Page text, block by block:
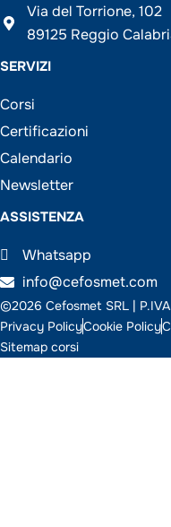
Via del Torrione, 102
89125 Reggio
SERVIZI
Corsi
Certificazioni
Calendario
Newsletter
ASSISTENZA
Whatsapp
info@cefosmet.com
©2026 Cefosmet SRL |
Privacy PolicyCookie Policy
Sitemap corsi